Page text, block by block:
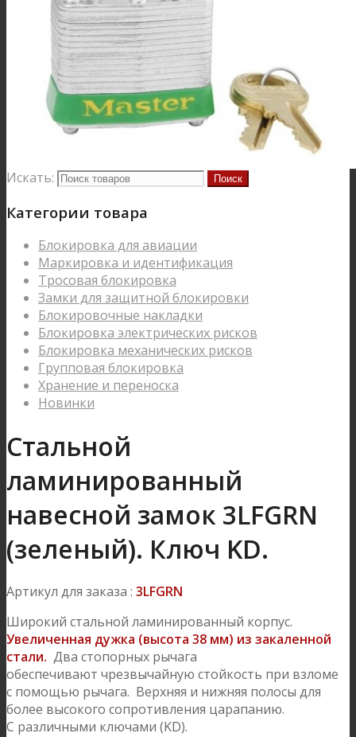
Искать:
Категории товара
Блокировка для авиации
Маркировка и идентификация
Тросовая блокировка
Замки для защитной блокировки
Блокировочные накладки
Блокировка электрических рисков
Блокировка механических рисков
Групповая блокировка
Хранение и переноска
Новинки
Стальной
ламинированный
навесной замок 3LFGRN
(зеленый). Ключ KD.
Артикул для заказа : 3LFGRN
Широкий стальной ламинированный корпус.
Увеличенная дужка (высота 38 мм) из закаленной
стали. Два стопорных рычага
обеспечивают чрезвычайную стойкость при взломе
с помощью рычага. Верхняя и нижняя полосы для
более высокого сопротивления царапанию.
С различными ключами (KD).